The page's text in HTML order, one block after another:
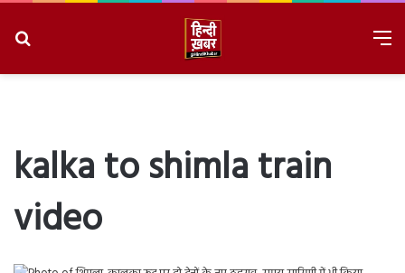
kalka to shimla train
video